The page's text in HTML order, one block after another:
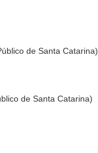
de Santa Catarina)
de Santa Catarina)